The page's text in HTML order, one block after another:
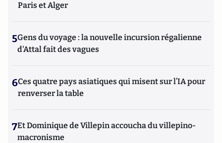
Paris et Alger
5Gens du voyage : la nouvelle incursion régalienne
d'Attal fait des vagues
6Ces quatre pays asiatiques qui misent sur l’IA pour
renverser la table
7Et Dominique de Villepin accoucha du villepino-
macronisme